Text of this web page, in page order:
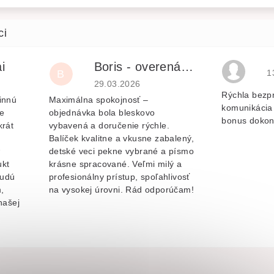
je 5 z 5 hvězdiček.
B
Boris - overená recenzia
Hodnocení obchodu je 5 z 5 hvězdiček.
29.03.2026
Maximálna spokojnosť –
objednávka bola bleskovo
vybavená a doručenie rýchle.
Balíček kvalitne a vkusne zabalený,
detské veci pekne vybrané a písmo
krásne spracované. Veľmi milý a
profesionálny prístup, spoľahlivosť
na vysokej úrovni. Rád odporúčam!
Rýchla
bonus